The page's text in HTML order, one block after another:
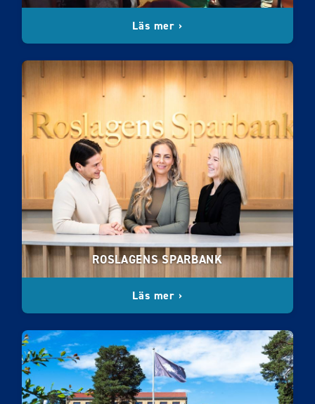
Läs mer ›
ROSLAGENS SPARBANK
Läs mer ›